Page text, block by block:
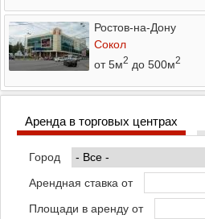
Ростов-на-Дону
Сокол
от 5м2 до 500м2
Аренда в торговых центрах
Город
Арендная ставка от
Площади в аренду от